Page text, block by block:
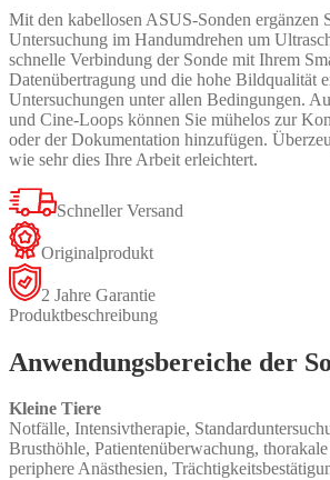
Mit den kabellosen ASUS-Sonden ergänzen
Untersuchung im Handumdrehen um
schnelle Verbindung der Sonde mit Ihrem
Datenübertragung und die hohe Bildqualität
Untersuchungen unter allen Bedingungen.
und Cine-Loops können Sie mühelos zur
oder der Dokumentation hinzufügen.
wie sehr dies Ihre Arbeit erleichtert.
Schneller Versand
Originalprodukt
2 Jahre Garantie
Produktbeschreibung
Anwendungsbereiche der
Kleine Tiere
Notfälle, Intensivtherapie,
Brusthöhle, Patientenüberwachung,
periphere Anästhesien,